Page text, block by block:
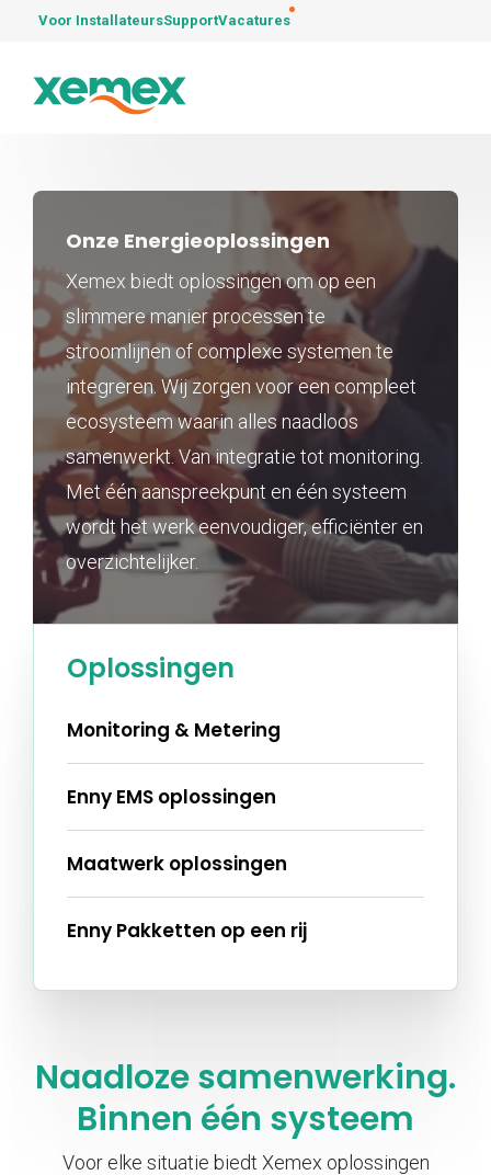
Voor InstallateursSupportVacatures
Onze Energieoplossingen
Xemex biedt oplossingen om op een
slimmere manier processen te
stroomlijnen of complexe systemen te
integreren. Wij zorgen voor een compleet
ecosysteem waarin alles naadloos
samenwerkt. Van integratie tot monitoring.
Met één aanspreekpunt en één systeem
wordt het werk eenvoudiger, efficiënter en
overzichtelijker.
Oplossingen
Monitoring & Metering
Enny EMS oplossingen
Maatwerk oplossingen
Enny Pakketten op een rij
Naadloze samenwerking.
Binnen één systeem
Voor elke situatie biedt Xemex oplossingen